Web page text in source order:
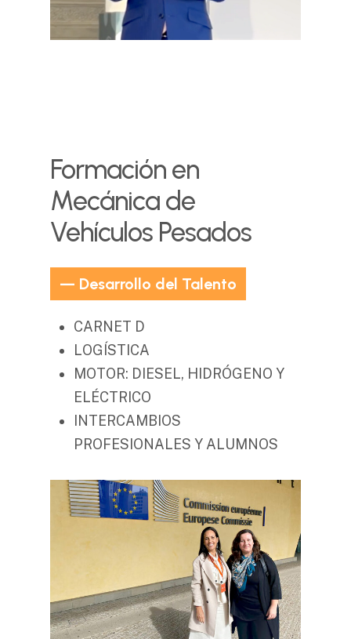
Formaciónen
Mecánicade
Vehículos Pesados
— Desarrollo del Talento
CARNET D
LOGÍSTICA
MOTOR: DIESEL, HIDRÓGENO Y
ELÉCTRICO
INTERCAMBIOS
PROFESIONALES Y ALUMNOS